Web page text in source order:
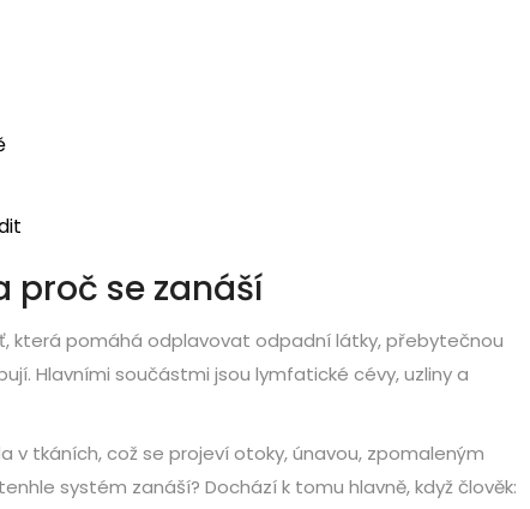
proč se zanáší
která pomáhá odplavovat odpadní látky, přebytečnou
Hlavními součástmi jsou lymfatické cévy, uzliny a
tkáních, což se projeví otoky, únavou, zpomaleným
systém zanáší? Dochází k tomu hlavně, když člověk: